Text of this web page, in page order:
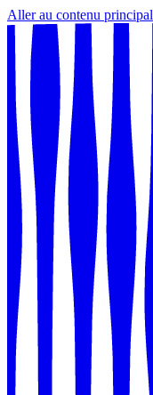
Aller au contenu principal